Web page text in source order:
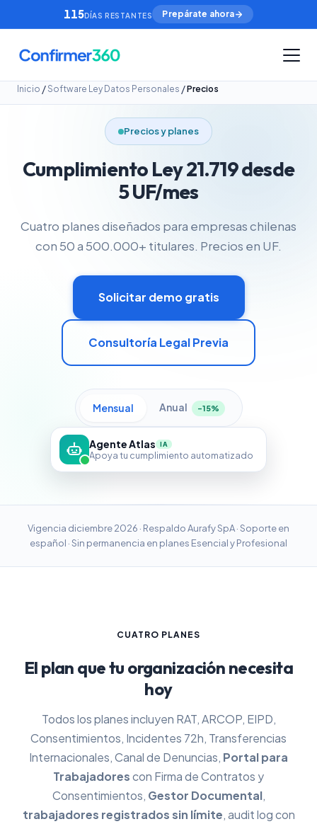
115DÍAS RESTANTES Prepárate ahora
Inicio / Software Ley Datos Personales /Precios
Precios y planes
Cumplimiento Ley 21.719 desde
5 UF/mes
Cuatro planes diseñados para empresas chilenas
con 50 a 500.000+ titulares. Precios en UF.
Solicitar demo gratis
Consultoría Legal Previa
Mensual Anual -15%
Agente Atlas IA
Apoya tu cumplimiento automatizado
Vigencia diciembre 2026 · Respaldo Aurafy SpA · Soporte en
español · Sin permanencia en planes Esencial y Profesional
CUATRO PLANES
El plan que tu organización necesita
hoy
Todos los planes incluyen RAT, ARCOP, EIPD,
Consentimientos, Incidentes 72h, Transferencias
Internacionales, Canal de Denuncias, Portal para
Trabajadorescon Firma de Contratos y
Consentimientos, Gestor Documental,
trabajadores registrados sin límite, audit log con